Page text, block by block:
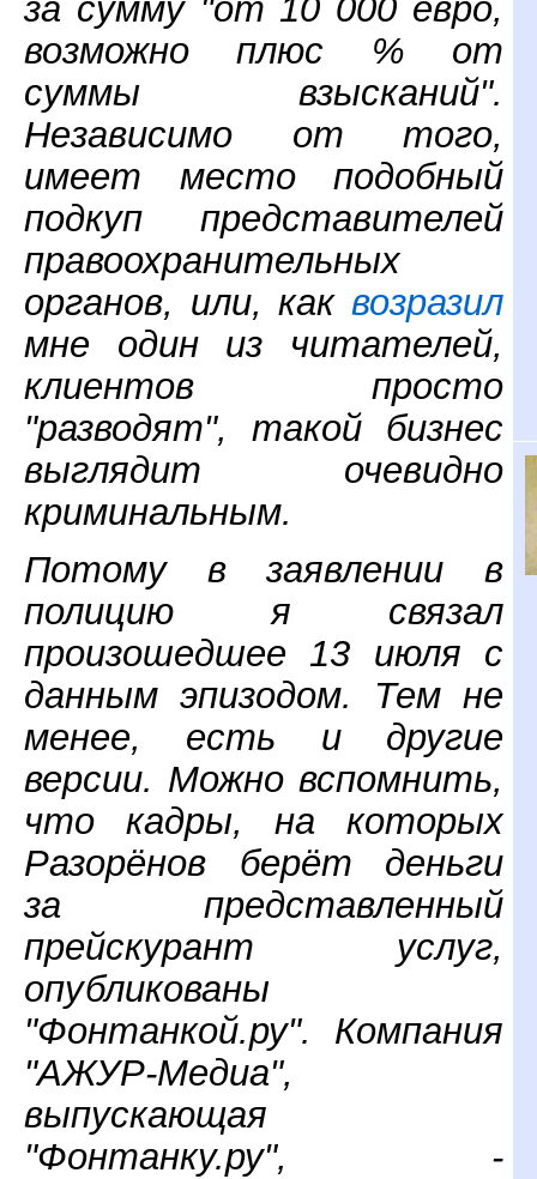
за сумму "от 10 000 евро,
возможно плюс % от
суммы взысканий".
Независимо от того,
имеет место подобный
подкуп представителей
правоохранительных
органов, или, как возразил
мне один из читателей,
клиентов просто
"разводят", такой бизнес
выглядит очевидно
криминальным.
Потому в заявлении в
полицию я связал
произошедшее 13 июля с
данным эпизодом. Тем не
менее, есть и другие
версии. Можно вспомнить,
что кадры, на которых
Разорёнов берёт деньги
за представленный
прейскурант услуг,
опубликованы
"Фонтанкой.ру". Компания
"АЖУР-Медиа",
выпускающая
"Фонтанку.ру", -